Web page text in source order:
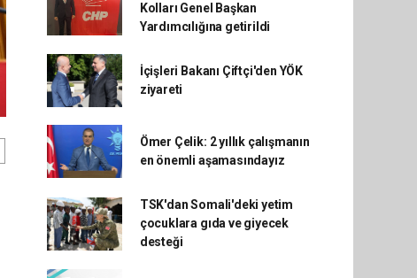
Kolları Genel Başkan
Yardımcılığına getirildi
İçişleri Bakanı Çiftçi'den YÖK
ziyareti
Ömer Çelik: 2 yıllık çalışmanın
en önemli aşamasındayız
TSK'dan Somali'deki yetim
çocuklara gıda ve giyecek
desteği